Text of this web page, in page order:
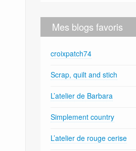
Mes blogs favoris
croixpatch74
Scrap, quilt and stich
L’atelier de Barbara
Simplement country
L’atelier de rouge cerise